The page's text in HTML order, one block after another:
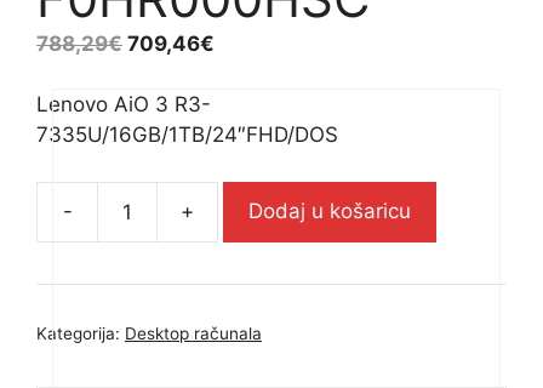
788,29€ 709,46€
Lenovo AiO 3 R3-
7335U/16GB/1TB/24″FHD/DOS
-
Lenovo
3
7335U/16GB/1TB/24"FHD/DOS
+ Dodaj u košaricu
Kategorija: Desktop računala